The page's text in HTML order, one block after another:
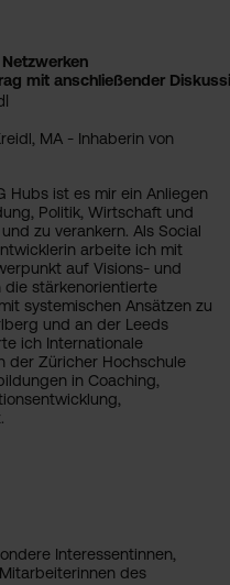
mit anschließender
MA - Inhaberin von
Hubs ist es mir ein Anliegen
Politik, Wirtschaft und
zu verankern. Als Social
arbeite ich mit
auf Visions- und
stärkenorientierte
systemischen Ansätzen zu
und an der Leeds
ich Internationale
der Züricher Hochschule
in Coaching,
Interessentinnen,
des